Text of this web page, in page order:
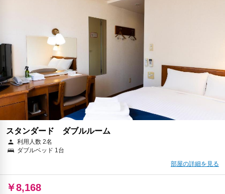
スタンダード ダブルルーム
利用人数 2名
ダブルベッド 1台
部屋の詳細を見る
￥8,168